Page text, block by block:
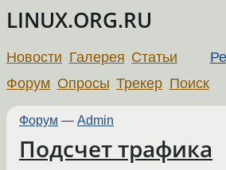
LINUX.ORG.RU
Новости Галерея Статьи
Форум Опросы Трекер Поиск
Форум — Admin
Подсчет трафика